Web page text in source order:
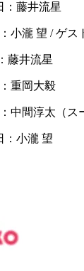
：藤井流星
：小瀧 望 / ゲ
藤井流星
重岡大毅
中間淳太（ス
：小瀧 望